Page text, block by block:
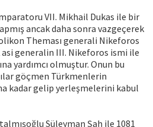
VII. Mikhail Dukas ile bir
ancak daha sonra vazgeçerek
Theması generali Nikeforos
generalin III. Nikeforos ismi ile
yardımcı olmuştur. Onun bu
göçmen Türkmenlerin
kadar gelip yerleşmelerini kabul
Süleyman Şah ile 1081